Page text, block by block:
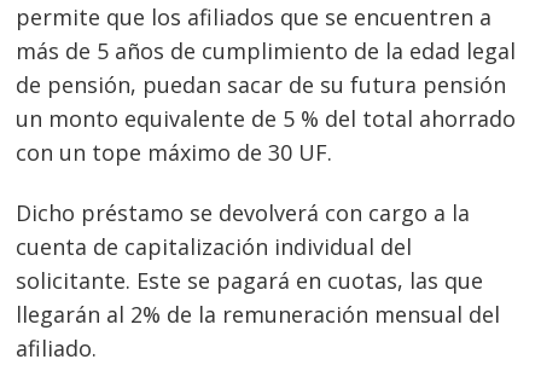
permite que los afiliados que se encuentren a
más de 5 años de cumplimiento de la edad legal
de pensión, puedan sacar de su futura pensión
un monto equivalente de 5 % del total ahorrado
con un tope máximo de 30 UF.
Dicho préstamo se devolverá con cargo a la
cuenta de capitalización individual del
solicitante. Este se pagará en cuotas, las que
llegarán al 2% de la remuneración mensual del
afiliado.